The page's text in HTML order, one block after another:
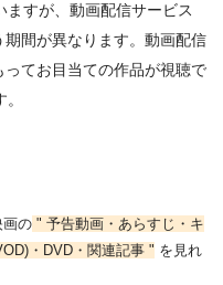
すが、動画配信サービス
間が異なります。動画配信
てお目当ての作品が視聴で
。
の " 予告動画・あらすじ・キ
・DVD・関連記事 " を見れ